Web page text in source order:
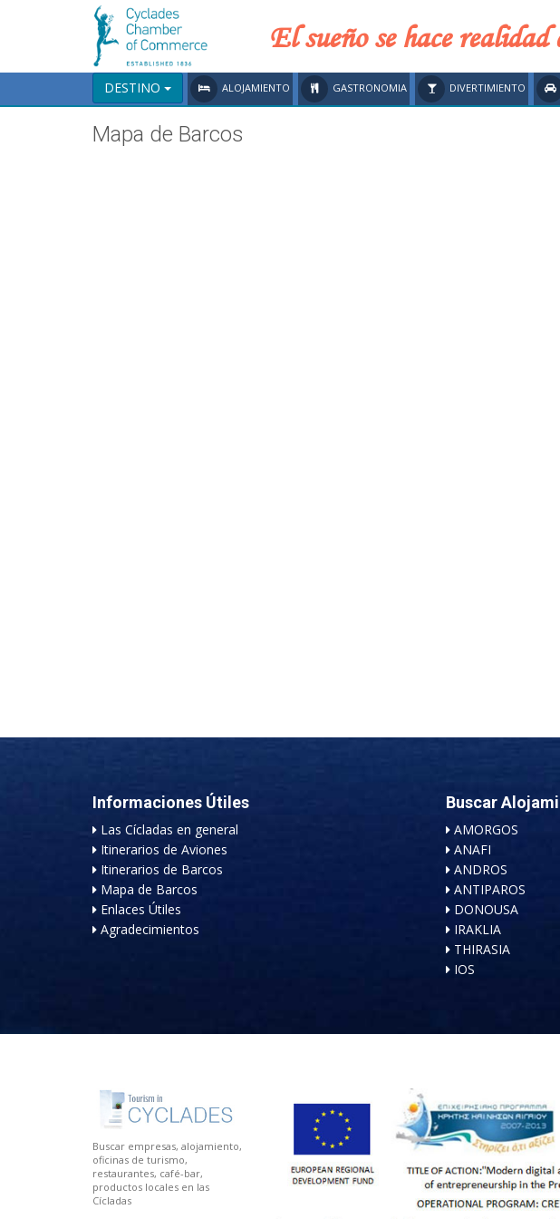
El sueño se hace realidad
DESTINO ALOJAMIENTO GASTRONOMIA DIVERTIMIENTO
Mapa de Barcos
Informaciones Útiles
Las Cícladas en general
Itinerarios de Aviones
Itinerarios de Barcos
Mapa de Barcos
Enlaces Útiles
Agradecimientos
Buscar
AMORGOS
ANAFI
ANDROS
ANTIPAROS
DONOUSA
IRAKLIA
THIRASIA
IOS
Buscar empresas, alojamiento,
oficinas de turismo,
restaurantes, café-bar,
productos locales en las
Cícladas